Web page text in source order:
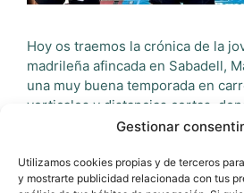
Gestionar
Utilizamos cookies propias y de terceros
y mostrarte publicidad relacionada con tus
Hoy os traemos la crónica de la
madrileña afincada en Sabadell,
una muy buena temporada en
verticales y distancias cortas,
rapidez la hacen estar disputando
Sky Gran Canaria? … Leer más